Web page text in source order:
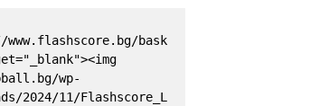
bask
wp-
2024/11/Flashscore_L